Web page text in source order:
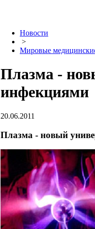
Новости
>
Мировые
Плазма -
инфекциями
20.06.2011
Плазма - новый